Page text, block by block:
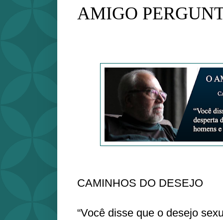
AMIGO
CAMINHOS DO DESEJO
“Você disse que o desejo